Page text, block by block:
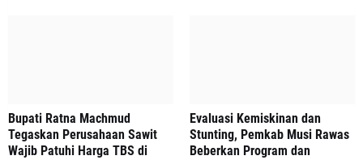
Bupati Ratna Machmud
Tegaskan Perusahaan Sawit
Wajib Patuhi Harga TBS di
Evaluasi Kemiskinan dan
Stunting, Pemkab Musi Rawas
Beberkan Program dan